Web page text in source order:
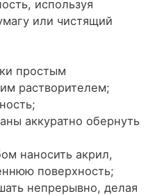
используя
или чистящий
простым
растворителем;
аккуратно обернуть
наносить акрил,
поверхность;
непрерывно, делая